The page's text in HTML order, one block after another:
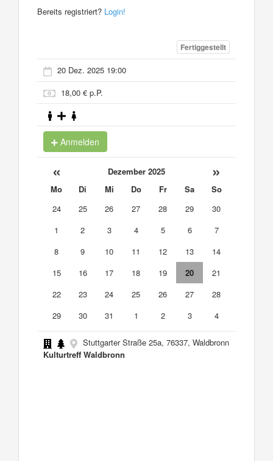
Bereits registriert? Login!
Fertiggestellt
20 Dez. 2025 19:00
18,00 € p.P.
Anmelden
« Dezember 2025 »
Mo Di Mi Do Fr Sa
So
24
25 26 27 28 29
30
1
2 3 4 5 6
7
8
9 10 11 12 13
14
15
16 17 18 19 20
21
22
23 24 25 26 27
28
29
30 31 1 2 3 4
Stuttgarter Straße 25a, 76337, Waldbronn
Kulturtreff Waldbronn